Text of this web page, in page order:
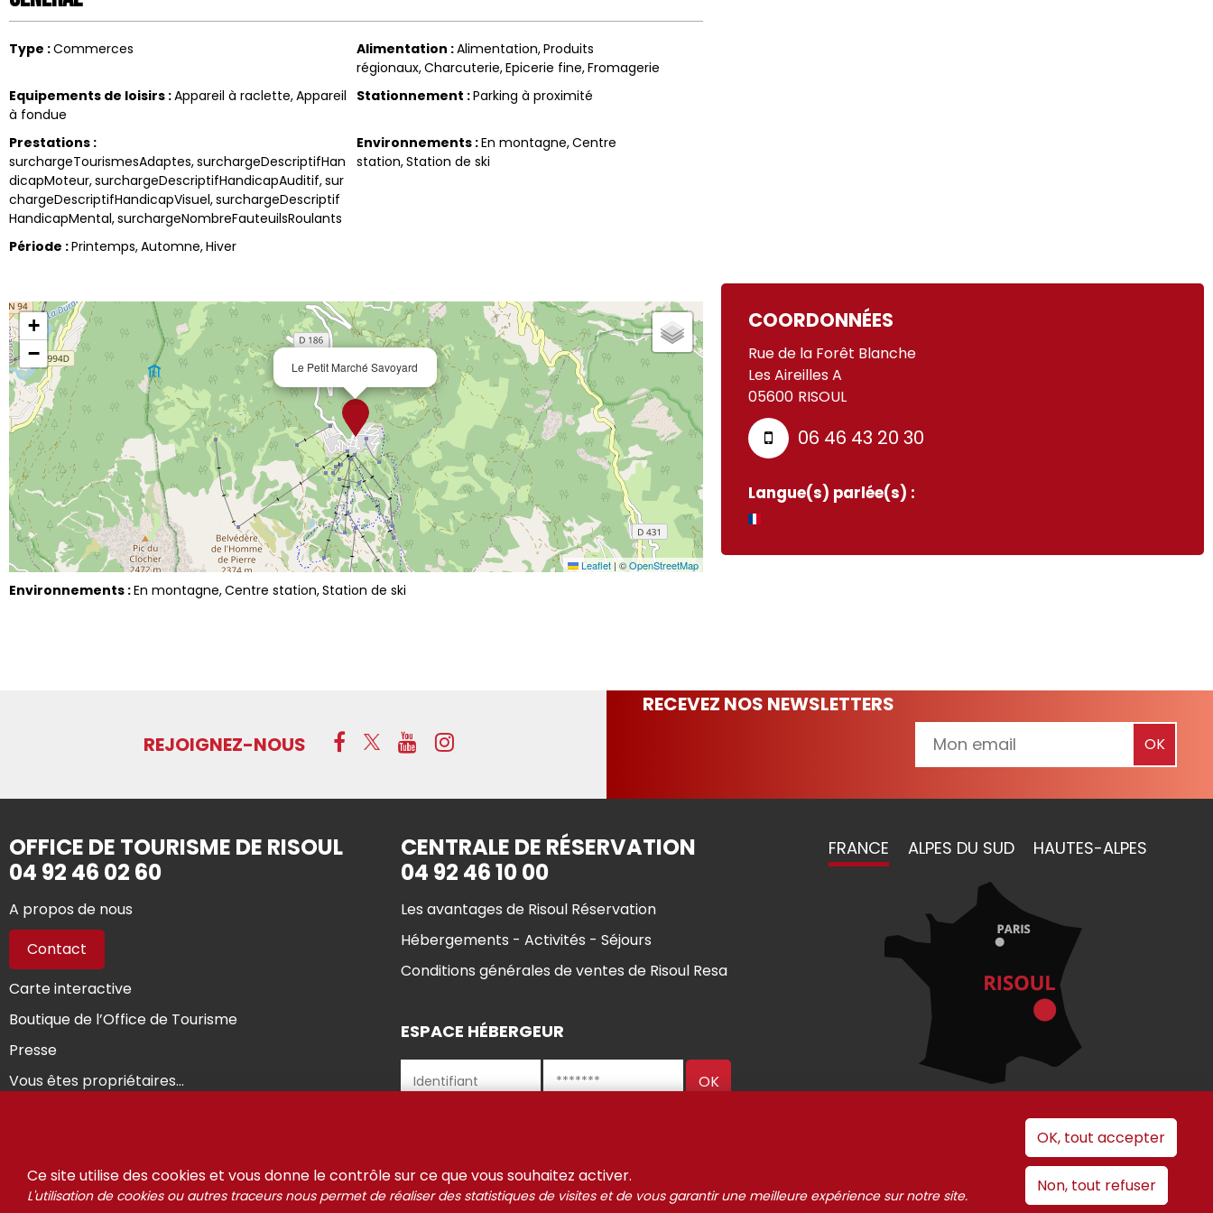
Type :Commerces Alimentation :Alimentation Produits
régionaux Charcuterie Epicerie fine Fromagerie
Equipements de loisirs :Appareil à raclette Appareil
à fondue
Stationnement :Parking à proximité
Prestations :
surchargeTourismesAdaptes surchargeDescriptifHan
dicapMoteur surchargeDescriptifHandicapAuditif sur
chargeDescriptifHandicapVisuel surchargeDescriptif
HandicapMental surchargeNombreFauteuilsRoulants
Environnements :En montagne Centre
station Station de ski
Période :Printemps Automne Hiver
Le Petit Marché Savoyard
+
−
Leaflet | ©OpenStreetMap
Environnements :En montagne Centre station Station de ski
COORDONNÉES
Rue de la Forêt Blanche
Les Aireilles A
05600 RISOUL
06 46 43 20 30
Langue(s) parlée(s) :
REJOIGNEZ-NOUS
RECEVEZ NOS NEWSLETTERS
OFFICE DE TOURISME DE RISOUL
04 92 46 02 60
A propos de nous
Contact
Carte interactive
Boutique de l’Office de Tourisme
Presse
Vous êtes propriétaires...
CENTRALE DE RÉSERVATION
04 92 46 10 00
Les avantages de Risoul Réservation
Hébergements - Activités - Séjours
Conditions générales de ventes de Risoul Resa
ESPACE HÉBERGEUR
FRANCE ALPES DU SUD HAUTES-ALPES
Ce site utilise des cookies et vous donne le contrôle sur ce que vous souhaitez activer.
L'utilisation de cookies ou autres traceurs nous permet de réaliser des statistiques de visites et de vous garantir une meilleure expérience sur notre site.
OK, tout accepter
Non, tout refuser